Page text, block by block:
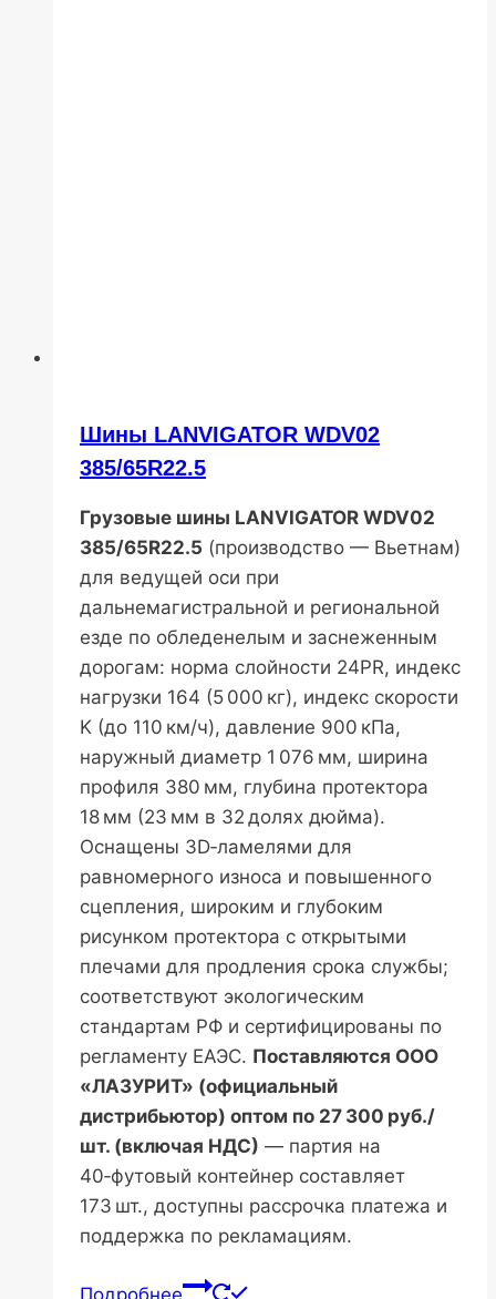
Шины LANVIGATOR WDV02
385/65R22.5
Грузовые шины LANVIGATOR WDV02
385/65R22.5 (производство — Вьетнам)
для ведущей оси при
дальнемагистральной и региональной
езде по обледенелым и заснеженным
дорогам: норма слойности 24PR, индекс
нагрузки 164 (5 000 кг), индекс скорости
K (до 110 км/ч), давление 900 кПа,
наружный диаметр 1 076 мм, ширина
профиля 380 мм, глубина протектора
18 мм (23 мм в 32 долях дюйма).
Оснащены 3D‑ламелями для
равномерного износа и повышенного
сцепления, широким и глубоким
рисунком протектора с открытыми
плечами для продления срока службы;
соответствуют экологическим
стандартам РФ и сертифицированы по
регламенту ЕАЭС. Поставляются ООО
«ЛАЗУРИТ» (официальный
дистрибьютор) оптом по 27 300 руб./
шт. (включая НДС) — партия на
40‑футовый контейнер составляет
173 шт., доступны рассрочка платежа и
поддержка по рекламациям.
Подробнее